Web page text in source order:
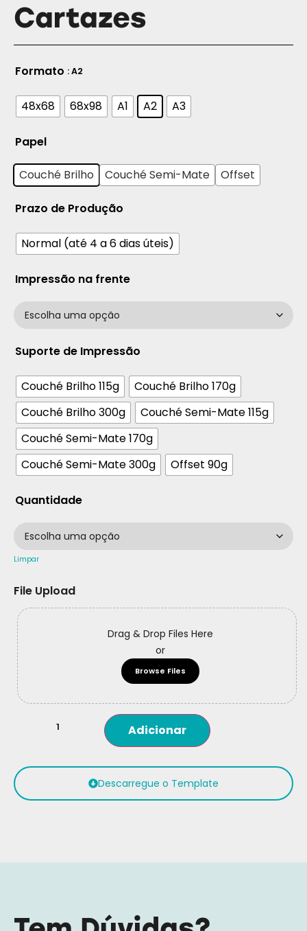
Cartazes
Formato : A2
48x68 68x98 A1 A2 A3
Papel
Couché Brilho Couché Semi-Mate Offset
Prazo de Produção
Normal (até 4 a 6 dias úteis)
Impressão na frente
Suporte de Impressão
Couché Brilho 115g
Couché Brilho 170g
Couché Brilho 300g
Couché Semi-Mate 115g
Couché Semi-Mate 170g
Couché Semi-Mate 300g
Offset 90g
Quantidade
Limpar
File Upload
Drag & Drop Files Here
or
Browse Files
Adicionar
Descarregue o Template